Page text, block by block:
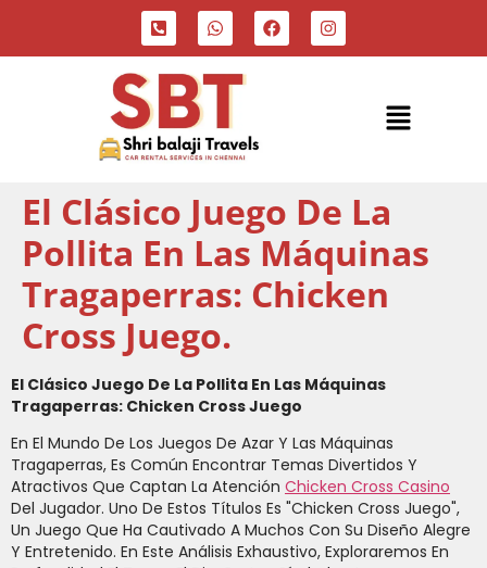
El Clásico Juego De La
Pollita En Las Máquinas
Tragaperras: Chicken
Cross Juego.
El Clásico Juego De La Pollita En Las Máquinas
Tragaperras: Chicken Cross Juego
En El Mundo De Los Juegos De Azar Y Las Máquinas
Tragaperras, Es Común Encontrar Temas Divertidos Y
Atractivos Que Captan La Atención Chicken Cross Casino
Del Jugador. Uno De Estos Títulos Es "Chicken Cross Juego",
Un Juego Que Ha Cautivado A Muchos Con Su Diseño Alegre
Y Entretenido. En Este Análisis Exhaustivo, Exploraremos En